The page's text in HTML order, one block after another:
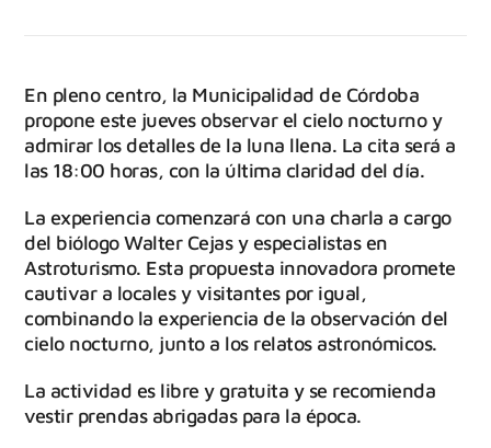
En pleno centro, la Municipalidad de Córdoba
propone este jueves observar el cielo nocturno y
admirar los detalles de la luna llena. La cita será a
las 18:00 horas, con la última claridad del día.
La experiencia comenzará con una charla a cargo
del biólogo Walter Cejas y especialistas en
Astroturismo. Esta propuesta innovadora promete
cautivar a locales y visitantes por igual,
combinando la experiencia de la observación del
cielo nocturno, junto a los relatos astronómicos.
La actividad es libre y gratuita y se recomienda
vestir prendas abrigadas para la época.